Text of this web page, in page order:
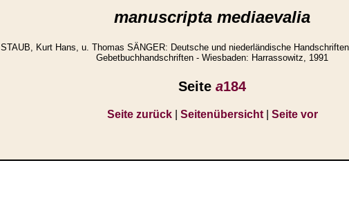
manuscripta mediaevalia
STAUB, Kurt Hans, u. Thomas SÄNGER: Deutsche und niederländische
Gebetbuchhandschriften - Wiesbaden: Harrassowitz, 1991
Seite a184
Seite zurück| Seitenübersicht| Seite vor